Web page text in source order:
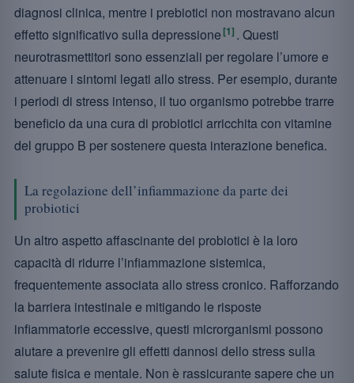
diagnosi clinica, mentre i prebiotici non mostravano alcun
effetto significativo sulla depressione [1] . Questi
neurotrasmettitori sono essenziali per regolare l’umore e
attenuare i sintomi legati allo stress. Per esempio, durante
i periodi di stress intenso, il tuo organismo potrebbe trarre
beneficio da una cura di probiotici arricchita con vitamine
del gruppo B per sostenere questa interazione benefica.
La regolazione dell’infiammazione da parte dei
probiotici
Un altro aspetto affascinante dei probiotici è la loro
capacità di ridurre l’infiammazione sistemica,
frequentemente associata allo stress cronico. Rafforzando
la barriera intestinale e mitigando le risposte
infiammatorie eccessive, questi microrganismi possono
aiutare a prevenire gli effetti dannosi dello stress sulla
salute fisica e mentale. Non è rassicurante sapere che un